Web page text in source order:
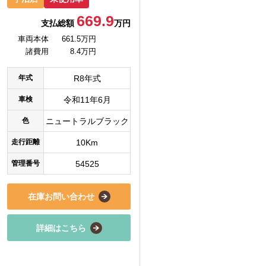
支払総額 669.9万円
車両本体
661.5万円
諸費用
8.4万円
年式 R8年式
車検 令和11年6月
色 ニュートラルブラック
走行距離 10Km
管理番号 54525
在庫お問い合わせ
詳細はこちら